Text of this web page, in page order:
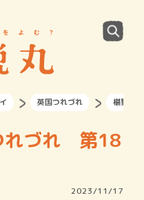
英国つれづれ 椹野道
れづれ 第18
2023/11/17